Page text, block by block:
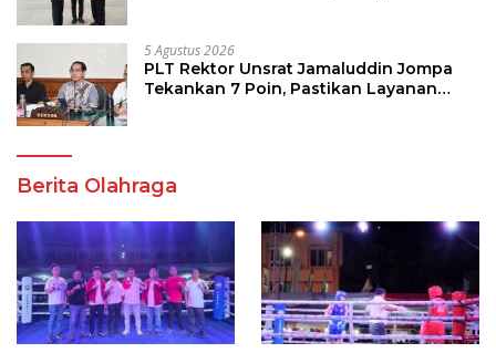
5 Agustus 2026
PLT Rektor Unsrat Jamaluddin Jompa
Tekankan 7 Poin, Pastikan Layanan
Berita Olahraga